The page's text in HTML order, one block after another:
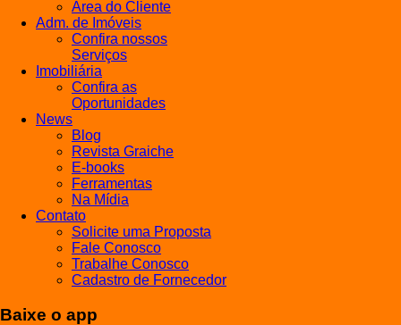
Área do Cliente
Adm. de Imóveis
Confira nossos
Serviços
Imobiliária
Confira as
Oportunidades
News
Blog
Revista Graiche
E-books
Ferramentas
Na Mídia
Contato
Solicite uma Proposta
Fale Conosco
Trabalhe Conosco
Cadastro de Fornecedor
Baixe o app